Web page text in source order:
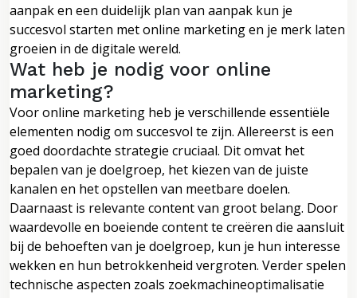
aanpak en een duidelijk plan van aanpak kun je
succesvol starten met online marketing en je merk laten
groeien in de digitale wereld.
Wat heb je nodig voor online
marketing?
Voor online marketing heb je verschillende essentiële
elementen nodig om succesvol te zijn. Allereerst is een
goed doordachte strategie cruciaal. Dit omvat het
bepalen van je doelgroep, het kiezen van de juiste
kanalen en het opstellen van meetbare doelen.
Daarnaast is relevante content van groot belang. Door
waardevolle en boeiende content te creëren die aansluit
bij de behoeften van je doelgroep, kun je hun interesse
wekken en hun betrokkenheid vergroten. Verder spelen
technische aspecten zoals zoekmachineoptimalisatie